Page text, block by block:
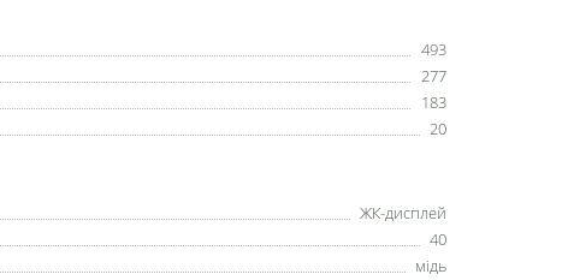
493
277
183
20
ЖК-дисплей
40
мідь